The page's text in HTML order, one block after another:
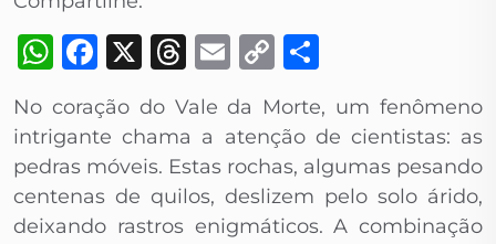
WhatsApp
Facebook
X Threads
Email
Copy
No coração do Vale da Morte, um fenômeno
intrigante chama a atenção de cientistas: as
pedras móveis. Estas rochas, algumas pesando
centenas de quilos, deslizem pelo solo árido,
deixando rastros enigmáticos. A combinação